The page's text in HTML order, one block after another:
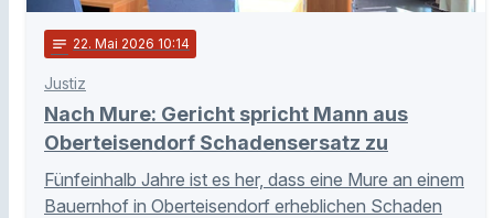
notes 22. Mai 2026 10:14
Justiz
Nach Mure: Gericht spricht Mann aus
Oberteisendorf Schadensersatz zu
Fünfeinhalb Jahre ist es her, dass eine Mure an einem
Bauernhof in Oberteisendorf erheblichen Schaden